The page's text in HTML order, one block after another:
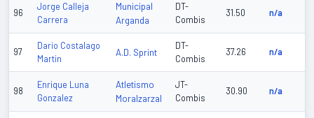
96
Jorge Calleja
Carrera
Municipal
Arganda
DT-
Combis
31.50 n/a
97
Dario Costalago
Martin
A.D. Sprint
DT-
Combis
37.26 n/a
98
Enrique Luna
Gonzalez
Atletismo
Moralzarzal
JT-
Combis
30.90 n/a